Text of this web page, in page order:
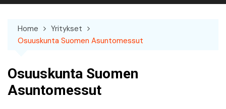
Home
Yritykset
Osuuskunta Suomen Asuntomessut
Osuuskunta Suomen
Asuntomessut